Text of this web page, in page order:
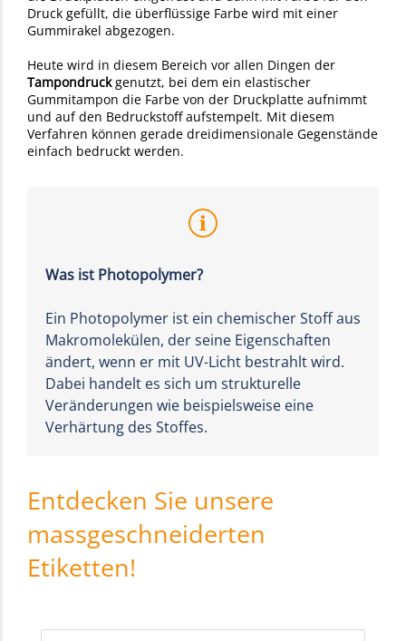
Druck gefüllt, die überflüssige Farbe wird mit einer
Gummirakel abgezogen.
Heute wird in diesem Bereich vor allen Dingen der
Tampondruckgenutzt, bei dem ein elastischer
Gummitampon die Farbe von der Druckplatte aufnimmt
und auf den Bedruckstoff aufstempelt. Mit diesem
Verfahren können gerade dreidimensionale Gegenstände
einfach bedruckt werden.
Was ist Photopolymer?
Ein Photopolymer ist ein chemischer Stoff aus
Makromolekülen, der seine Eigenschaften
ändert, wenn er mit UV-Licht bestrahlt wird.
Dabei handelt es sich um strukturelle
Veränderungen wie beispielsweise eine
Verhärtung des Stoffes.
Entdecken Sie unsere
massgeschneiderten
Etiketten!